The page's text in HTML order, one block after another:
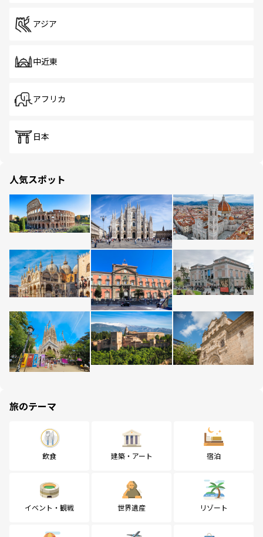
アジア
中近東
アフリカ
日本
人気スポット
旅のテーマ
飲食 建築・アート 宿泊
イベント・観戦 世界遺産 リゾート